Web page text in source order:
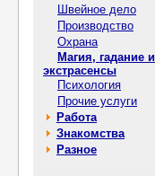
Швейное дело
Производство
Охрана
Магия, гадание и
экстрасенсы
Психология
Прочие услуги
Работа
Знакомства
Разное